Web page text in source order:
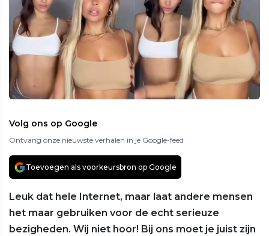
Volg ons op Google
Ontvang onze nieuwste verhalen in je Google-feed
Toevoegen als voorkeursbron op Google
Leuk dat hele Internet, maar laat andere mensen
het maar gebruiken voor de echt serieuze
bezigheden. Wij niet hoor! Bij ons moet je juist zijn